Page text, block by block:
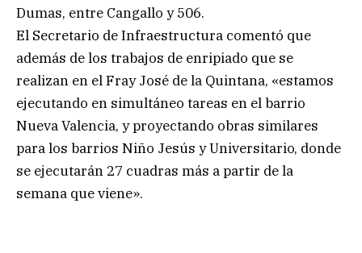
Dumas, entre Cangallo y 506.
El Secretario de Infraestructura comentó que
además de los trabajos de enripiado que se
realizan en el Fray José de la Quintana, «estamos
ejecutando en simultáneo tareas en el barrio
Nueva Valencia, y proyectando obras similares
para los barrios Niño Jesús y Universitario, donde
se ejecutarán 27 cuadras más a partir de la
semana que viene».